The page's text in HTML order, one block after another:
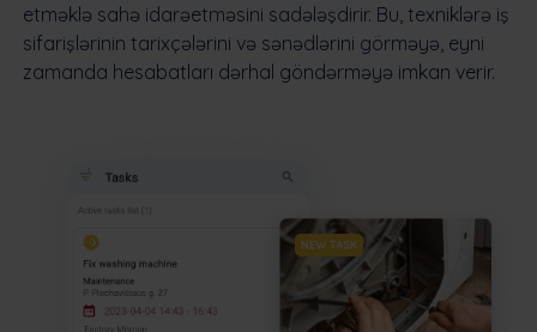
etməklə sahə idarəetməsini sadələşdirir. Bu, texniklərə iş
sifarişlərinin tarixçələrini və sənədlərini görməyə, eyni
zamanda hesabatları dərhal göndərməyə imkan verir.